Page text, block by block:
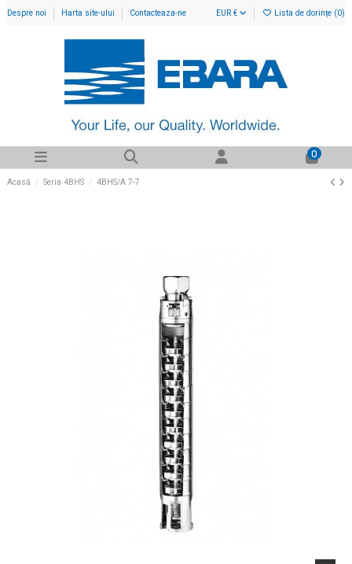
Despre noi Harta site-ului Contacteaza-ne EUR € Lista de dorințe (0)
0
Acasă Seria 4BHS 4BHS/A 7-7